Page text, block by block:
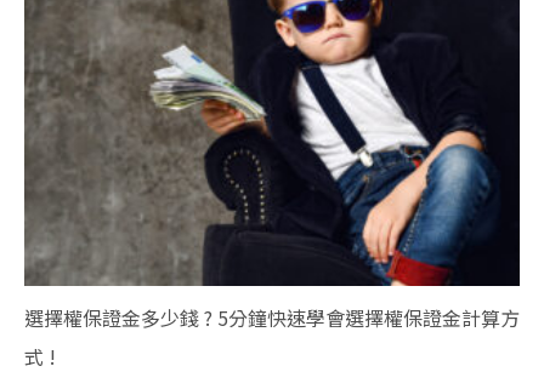
選擇權保證金多少錢 ? 5分鐘快速學會選擇權保證金計算方
式 !